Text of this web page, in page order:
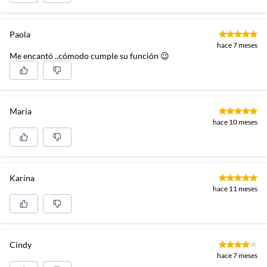
Paola
hace 7 meses
Me encantó ..cómodo cumple su función 😉
Maria
hace 10 meses
Karina
hace 11 meses
Cindy
hace 7 meses